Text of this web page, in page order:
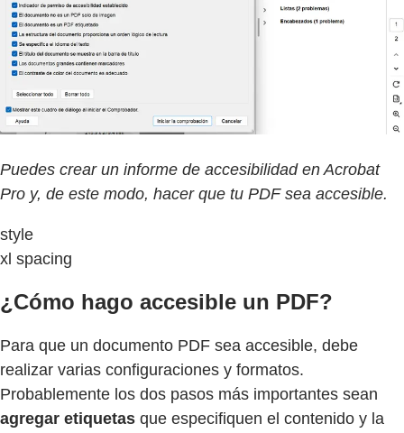
Puedes crear un informe de accesibilidad en Acrobat
Pro y, de este modo, hacer que tu PDF sea accesible.
style
xl spacing
¿Cómo hago accesible un PDF?
Para que un documento PDF sea accesible, debe
realizar varias configuraciones y formatos.
Probablemente los dos pasos más importantes sean
agregar etiquetas que especifiquen el contenido y la